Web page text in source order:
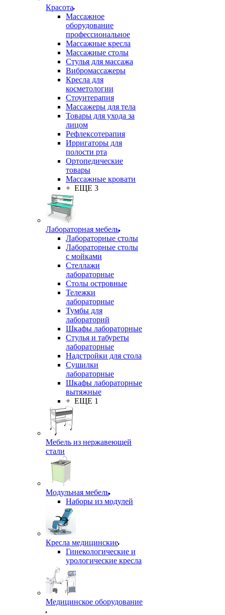
Красота
Массажное
оборудование
профессиональное
Массажные кресла
Массажные столы
Стулья для массажа
Вибромассажеры
Кресла для
косметологии
Стоунтерапия
Массажеры для тела
Товары для ухода за
лицом
Рефлексотерапия
Ирригаторы для
полости рта
Ортопедические
товары
Массажные кровати
+ ЕЩЕ 3
Лабораторная мебель
Лабораторные столы
Лабораторные столы
с мойками
Стеллажи
лабораторные
Столы островные
Тележки
лабораторные
Тумбы для
лабораторий
Шкафы лабораторные
Стулья и табуреты
лабораторные
Надстройки для стола
Сушилки
лабораторные
Шкафы лабораторные
вытяжные
+ ЕЩЕ 1
Мебель из нержавеющей
стали
Модульная мебель
Наборы из модулей
Кресла медицинские
Гинекологические и
урологические кресла
Медицинское оборудование